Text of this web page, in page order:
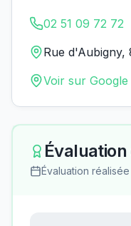
02 51 09 72 72
Rue d'Aubigny,
Voir sur Google
Évaluation